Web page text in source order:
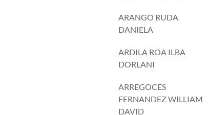
ARANGO RUDA
DANIELA
ARDILA ROA ILBA
DORLANI
ARREGOCES
FERNANDEZ WILLIAM
DAVID